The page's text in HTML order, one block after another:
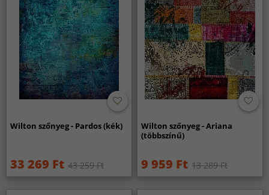
Wilton szőnyeg - Pardos (kék)
33 269 Ft 43 259 Ft
Wilton szőnyeg - Ariana
(többszínű)
9 959 Ft 13 289 Ft